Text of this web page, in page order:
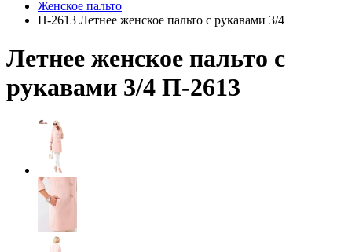
Женское пальто
П-2613 Летнее женское пальто с рукавами 3/4
Летнее женское пальто с
рукавами 3/4 П-2613